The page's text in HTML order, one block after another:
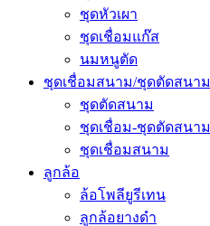
ชุดหัวเผา
ชุดเชื่อมแก๊ส
นมหนูตัด
ชุดเชื่อมสนาม/ชุดตัดสนาม
ชุดตัดสนาม
ชุดเชื่อม-ชุดตัดสนาม
ชุดเชื่อมสนาม
ลูกล้อ
ล้อโพลียูรีเทน
ลูกล้อยางดำ